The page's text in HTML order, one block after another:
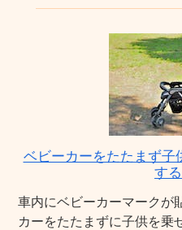
ベビーカーをたたまず子
す
車内にベビーカーマークが
カーをたたまずに子供を乗